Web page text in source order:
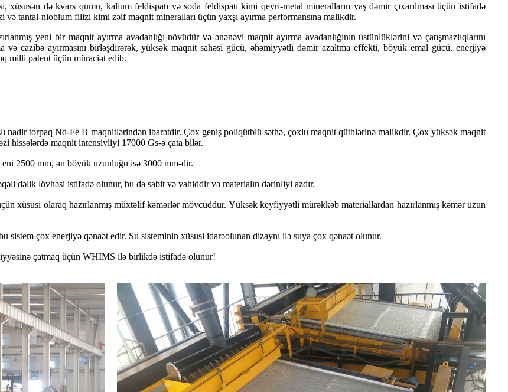
xüsusən də kvars qumu, kalium feldispatı və soda feldispatı kimi qeyri-metal mineralların yaş dəmir çıxarılması üçün istifadə
tantal-niobium filizi kimi zəif maqnit mineralları üçün yaxşı ayırma performansına malikdir.
yeni bir maqnit ayırma avadanlığı növüdür və ənənəvi maqnit ayırma avadanlığının üstünlüklərini və çatışmazlıqlarını
və cazibə ayırmasını birləşdirərək, yüksək maqnit sahəsi gücü, əhəmiyyətli dəmir azaltma effekti, böyük emal gücü, enerjiyə
milli patent üçün müraciət edib.
nadir torpaq Nd-Fe B maqnitlərindən ibarətdir. Çox geniş poliqütblü səthə, çoxlu maqnit qütblərinə malikdir. Çox yüksək maqnit
hissələrdə maqnit intensivliyi 17000 Gs-ə çata bilər.
2500 mm, ən böyük uzunluğu isə 3000 mm-dir.
dəlik lövhəsi istifadə olunur, bu da sabit və vahiddir və materialın dərinliyi azdır.
xüsusi olaraq hazırlanmış müxtəlif kəmərlər mövcuddur. Yüksək keyfiyyətli mürəkkəb materiallardan hazırlanmış kəmər uzun
çox enerjiyə qənaət edir. Su sisteminin xüsusi idarəolunan dizaynı ilə suya çox qənaət olunur.
çatmaq üçün WHIMS ilə birlikdə istifadə olunur!